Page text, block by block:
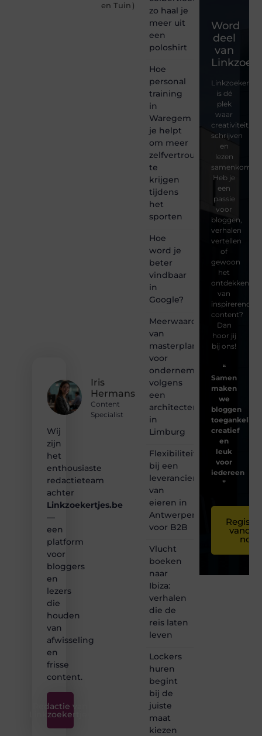
Iris
Hermans
Content
Specialist
Wij
zijn
het
enthousiaste
redactieteam
achter
Linkzoekertjes.be
—
een
platform
voor
bloggers
en
lezers
die
houden
van
afwisseling
en
frisse
content.
Redactie van
Linkzoekertjes
en Tuin )
zo haal je
meer uit
een
poloshirt
Hoe
personal
training
in
Waregem
je helpt
om meer
zelfvertrouwen
te
krijgen
tijdens
het
sporten
Hoe
word je
beter
vindbaar
in
Google?
Meerwaarde
van
masterplanning
voor
ondernemingen
volgens
een
architectenbureau
in
Limburg
Flexibiliteit
bij een
leverancier
van
eieren in
Antwerpen
voor B2B
Vlucht
boeken
naar
Ibiza:
verhalen
die de
reis laten
leven
Lockers
huren
begint
bij de
juiste
maat
kiezen
Word
deel
van
is dé
plek
waar
creativiteit,
schrijven
en
lezen
samenkomen.
Heb je
een
passie
voor
bloggen,
verhalen
vertellen
of
gewoon
het
ontdekken
van
inspirerende
content?
Dan
hoor jij
bij ons!
❝
Samen
maken
we
bloggen
toegankelijk,
creatief
en
leuk
voor
iedereen
❞
nog